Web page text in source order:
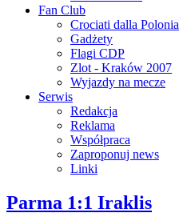
Fan Club
Crociati dalla Polonia
Gadżety
Flagi CDP
Zlot - Kraków 2007
Wyjazdy na mecze
Serwis
Redakcja
Reklama
Współpraca
Zaproponuj news
Linki
Parma 1:1 Iraklis